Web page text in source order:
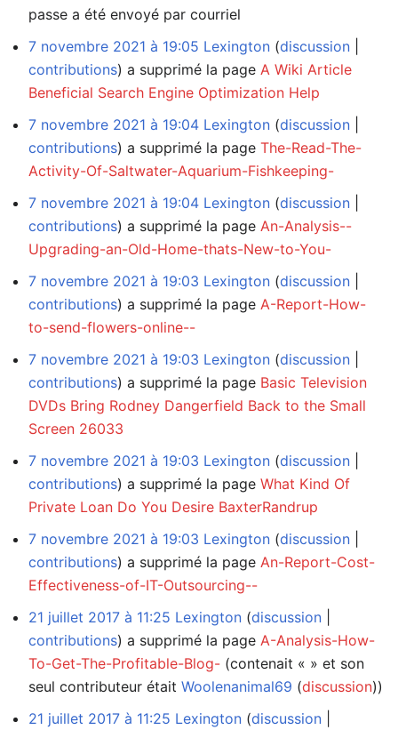
passe a été envoyé par courriel
7 novembre 2021 à 19:05 Lexington discussion
contributions a supprimé la page A Wiki Article
Beneficial Search Engine Optimization Help
7 novembre 2021 à 19:04 Lexington discussion
contributions a supprimé la page The-Read-The-
Activity-Of-Saltwater-Aquarium-Fishkeeping-
7 novembre 2021 à 19:04 Lexington discussion
contributions a supprimé la page An-Analysis--
Upgrading-an-Old-Home-thats-New-to-You-
7 novembre 2021 à 19:03 Lexington discussion
contributions a supprimé la page A-Report-How-
to-send-flowers-online--
7 novembre 2021 à 19:03 Lexington discussion
contributions a supprimé la page Basic Television
DVDs Bring Rodney Dangerfield Back to the Small
Screen 26033
7 novembre 2021 à 19:03 Lexington discussion
contributions a supprimé la page What Kind Of
Private Loan Do You Desire BaxterRandrup
7 novembre 2021 à 19:03 Lexington discussion
contributions a supprimé la page An-Report-Cost-
Effectiveness-of-IT-Outsourcing--
21 juillet 2017 à 11:25 Lexington discussion
contributions a supprimé la page A-Analysis-How-
To-Get-The-Profitable-Blog- (contenait « » et son
seul contributeur était Woolenanimal69 (discussion))
21 juillet 2017 à 11:25 Lexington discussion